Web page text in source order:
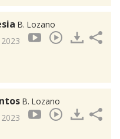
B. Lozano
B. Lozano